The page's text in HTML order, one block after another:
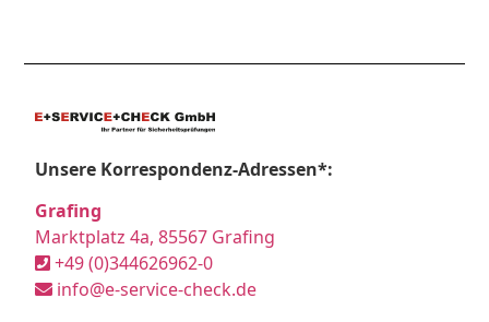
Unsere Korrespondenz-Adressen*:
Grafing
Marktplatz 4a, 85567 Grafing
+49 (0)344626962-0
info@e-service-check.de